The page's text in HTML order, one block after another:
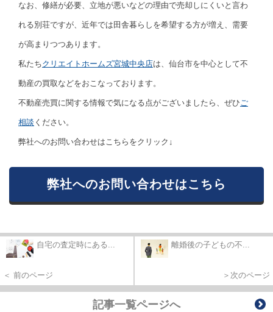
なお、修繕が必要、立地が悪いなどの理由で売却しにくいと言わ
れる別荘ですが、近年では田舎暮らしを希望する方が増え、需要
が高まりつつあります。
私たちクリエイトホームズ宮城中央店は、仙台市を中心として不
動産の買取などをおこなっております。
不動産売買に関する情報で気になる点がございましたら、ぜひご
相談 ください。
弊社へのお問い合わせはこちらをクリック↓
弊社へのお問い合わせはこちら
自宅の査定時にある...
＜ 前のページ
離婚後の子どもの不...
＞次のページ
記事一覧ページへ